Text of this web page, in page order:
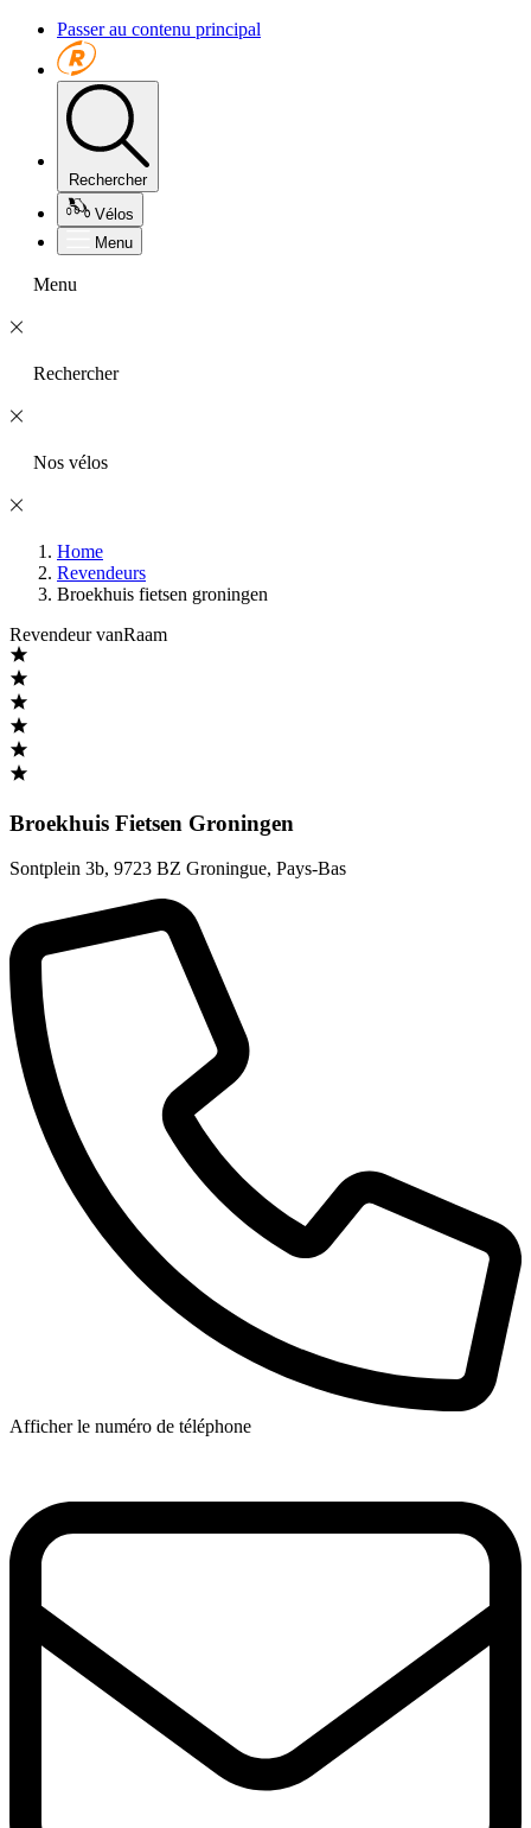
Passer au contenu principal
Rechercher
Vélos
Menu
Menu
Rechercher
Nos vélos
Home
Revendeurs
Broekhuis fietsen groningen
Revendeur vanRaam
Broekhuis Fietsen Groningen
Sontplein 3b, 9723 BZ Groningue, Pays-Bas
Afficher le numéro de téléphone